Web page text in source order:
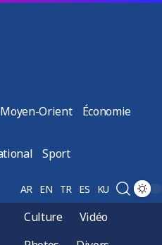
Moyen-Orient Économie
Sport
AR EN TR ES KU
Culture
Vidéo